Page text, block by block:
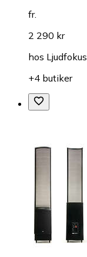
fr.
2 290 kr
hos Ljudfokus
+4 butiker